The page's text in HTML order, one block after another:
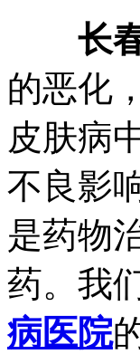
长
的恶化
皮肤病
不良影
是药物
药。我
病医院